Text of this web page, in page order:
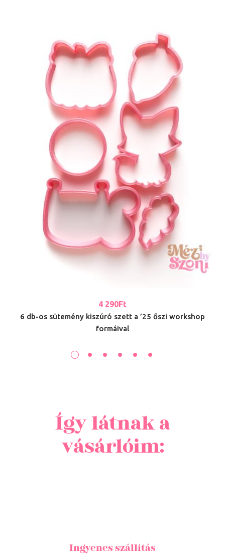
4 290Ft
6 db-os sütemény kiszúró szett a ’25 őszi workshop
formáival
Így látnak a
vásárlóim:
Ingyenes szállítás